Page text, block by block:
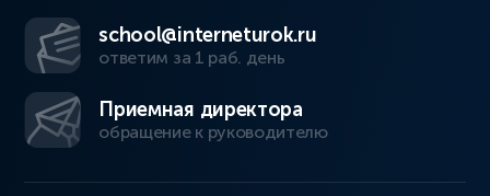
school@interneturok.ru
ответим за 1 раб. день
Приемная директора
обращение к руководителю